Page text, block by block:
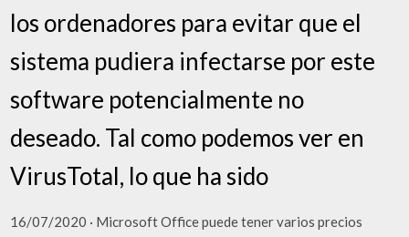
los ordenadores para evitar que el
sistema pudiera infectarse por este
software potencialmente no
deseado. Tal como podemos ver en
VirusTotal, lo que ha sido
16/07/2020 · Microsoft Office puede tener varios precios